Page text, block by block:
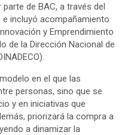
de BAC, a través del
incluyó acompañamiento
y Emprendimiento
de la Dirección Nacional de
en el que las
personas, sino que se
y en iniciativas que
priorizará la compra a
a dinamizar la